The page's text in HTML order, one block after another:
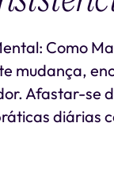
Como
mudança,
Afastar-se
diárias